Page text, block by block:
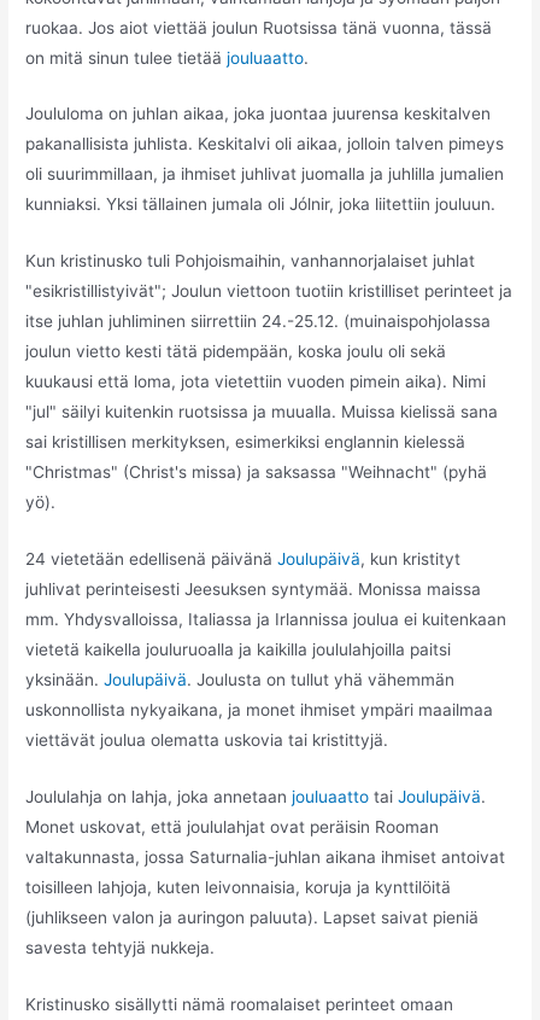
ruokaa. Jos aiot viettää joulun Ruotsissa tänä vuonna, tässä
on mitä sinun tulee tietääjouluaatto.
Joululoma on juhlan aikaa, joka juontaa juurensa keskitalven
pakanallisista juhlista. Keskitalvi oli aikaa, jolloin talven pimeys
oli suurimmillaan, ja ihmiset juhlivat juomalla ja juhlilla jumalien
kunniaksi. Yksi tällainen jumala oli Jólnir, joka liitettiin jouluun.
Kun kristinusko tuli Pohjoismaihin, vanhannorjalaiset juhlat
"esikristillistyivät"; Joulun viettoon tuotiin kristilliset perinteet ja
itse juhlan juhliminen siirrettiin 24.-25.12. (muinaispohjolassa
joulun vietto kesti tätä pidempään, koska joulu oli sekä
kuukausi että loma, jota vietettiin vuoden pimein aika). Nimi
"jul" säilyi kuitenkin ruotsissa ja muualla. Muissa kielissä sana
sai kristillisen merkityksen, esimerkiksi englannin kielessä
"Christmas" (Christ's missa) ja saksassa "Weihnacht" (pyhä
yö).
24 vietetään edellisenä päivänäJoulupäivä, kun kristityt
juhlivat perinteisesti Jeesuksen syntymää. Monissa maissa
mm. Yhdysvalloissa, Italiassa ja Irlannissa joulua ei kuitenkaan
vietetä kaikella jouluruoalla ja kaikilla joululahjoilla paitsi
yksinään.Joulupäivä. Joulusta on tullut yhä vähemmän
uskonnollista nykyaikana, ja monet ihmiset ympäri maailmaa
viettävät joulua olematta uskovia tai kristittyjä.
Joululahja on lahja, joka annetaanjouluaatto taiJoulupäivä.
Monet uskovat, että joululahjat ovat peräisin Rooman
valtakunnasta, jossa Saturnalia-juhlan aikana ihmiset antoivat
toisilleen lahjoja, kuten leivonnaisia, koruja ja kynttilöitä
(juhlikseen valon ja auringon paluuta). Lapset saivat pieniä
savesta tehtyjä nukkeja.
Kristinusko sisällytti nämä roomalaiset perinteet omaan